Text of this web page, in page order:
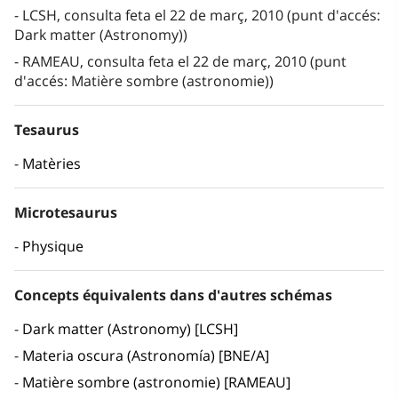
LCSH, consulta feta el 22 de març, 2010 (punt d'accés:
Dark matter (Astronomy))
RAMEAU, consulta feta el 22 de març, 2010 (punt
d'accés: Matière sombre (astronomie))
Tesaurus
Matèries
Microtesaurus
Physique
Concepts équivalents dans d'autres schémas
Dark matter (Astronomy) [LCSH]
Materia oscura (Astronomía) [BNE/A]
Matière sombre (astronomie) [RAMEAU]